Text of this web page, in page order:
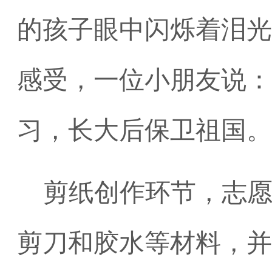
的孩子眼中闪烁着泪
感受，一位小朋友说：
习，长大后保卫祖国。
剪纸创作环节 ， 志
剪刀和胶水等材料，